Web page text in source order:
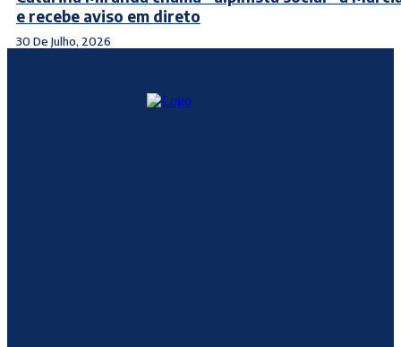
e recebe aviso em direto
30 De Julho, 2026